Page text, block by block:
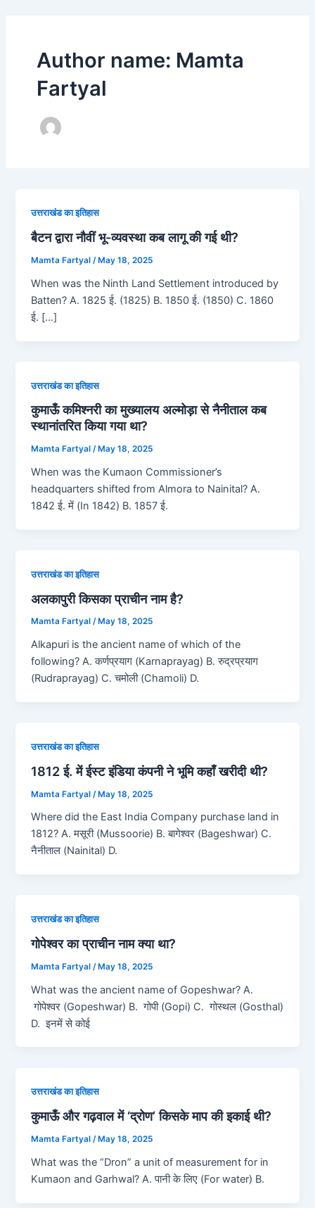
Author name: Mamta
Fartyal
उत्तराखंड का इतिहास
बैटन द्वारा नौवीं भू-व्यवस्था कब लागू की गई थी?
Mamta Fartyal/May 18, 2025
When was the Ninth Land Settlement introduced by
Batten? A. 1825 ई. (1825) B. 1850 ई. (1850) C. 1860
ई. […]
उत्तराखंड का इतिहास
कुमाऊँ कमिश्नरी का मुख्यालय अल्मोड़ा से नैनीताल कब
स्थानांतरित किया गया था?
Mamta Fartyal/ May 18, 2025
When was the Kumaon Commissioner’s
headquarters shifted from Almora to Nainital? A.
1842 ई. में (In 1842) B. 1857 ई.
उत्तराखंड का इतिहास
अलकापुरी किसका प्राचीन नाम है?
Mamta Fartyal/ May 18, 2025
Alkapuri is the ancient name of which of the
following? A. कर्णप्रयाग (Karnaprayag) B. रुद्रप्रयाग
(Rudraprayag) C. चमोली (Chamoli) D.
उत्तराखंड का इतिहास
1812 ई. में ईस्ट इंडिया कंपनी ने भूमि कहाँ खरीदी थी?
Mamta Fartyal /May 18, 2025
Where did the East India Company purchase land in
1812? A. मसूरी (Mussoorie) B. बागेश्वर (Bageshwar) C.
नैनीताल (Nainital) D.
उत्तराखंड का इतिहास
गोपेश्वर का प्राचीन नाम क्या था?
Mamta Fartyal /May 18, 2025
What was the ancient name of Gopeshwar? A.
गोपेश्वर (Gopeshwar) B. गोपी (Gopi) C. गोस्थल (Gosthal)
D. इनमें से कोई
उत्तराखंड का इतिहास
कुमाऊँ और गढ़वाल में ‘द्रोण’ किसके माप की इकाई थी?
Mamta Fartyal/ May 18, 2025
What was the “Dron” a unit of measurement for in
Kumaon and Garhwal? A. पानी के लिए (For water) B.